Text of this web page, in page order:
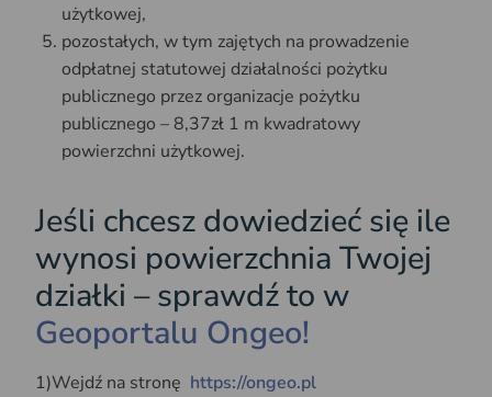
użytkowej,
pozostałych, w tym zajętych na prowadzenie
odpłatnej statutowej działalności pożytku
publicznego przez organizacje pożytku
publicznego – 8,37zł 1 m kwadratowy
powierzchni użytkowej.
Jeśli chcesz dowiedzieć się ile
wynosi powierzchnia Twojej
działki – sprawdź to w
Geoportalu Ongeo!
1)Wejdź na stronę https://ongeo.pl